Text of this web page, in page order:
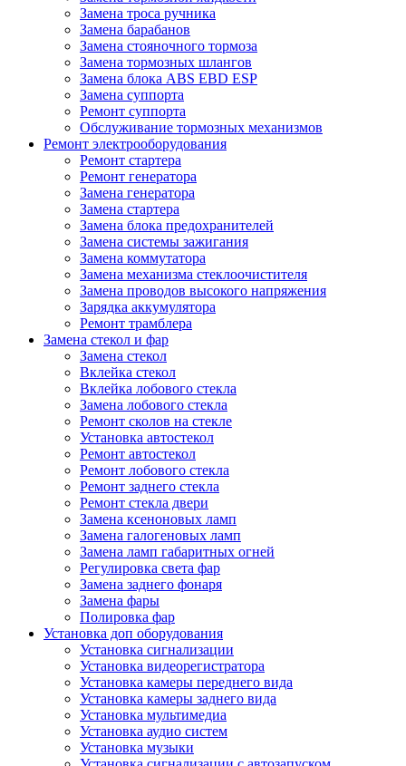
Замена троса ручника
Замена барабанов
Замена стояночного тормоза
Замена тормозных шлангов
Замена блока ABS EBD ESP
Замена суппорта
Ремонт суппорта
Обслуживание тормозных механизмов
Ремонт электрооборудования
Ремонт стартера
Ремонт генератора
Замена генератора
Замена стартера
Замена блока предохранителей
Замена системы зажигания
Замена коммутатора
Замена механизма стеклоочистителя
Замена проводов высокого напряжения
Зарядка аккумулятора
Ремонт трамблера
Замена стекол и фар
Замена стекол
Вклейка стекол
Вклейка лобового стекла
Замена лобового стекла
Ремонт сколов на стекле
Установка автостекол
Ремонт автостекол
Ремонт лобового стекла
Ремонт заднего стекла
Ремонт стекла двери
Замена ксеноновых ламп
Замена галогеновых ламп
Замена ламп габаритных огней
Регулировка света фар
Замена заднего фонаря
Замена фары
Полировка фар
Установка доп оборудования
Установка сигнализации
Установка видеорегистратора
Установка камеры переднего вида
Установка камеры заднего вида
Установка мультимедиа
Установка аудио систем
Установка музыки